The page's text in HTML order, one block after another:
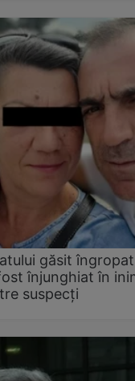
găsit
înjunghiat în
suspecți